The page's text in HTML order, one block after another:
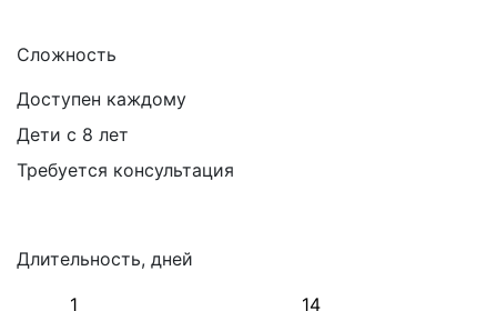
Сложность
Доступен каждому
Дети с 8 лет
Требуется консультация
Длительность, дней